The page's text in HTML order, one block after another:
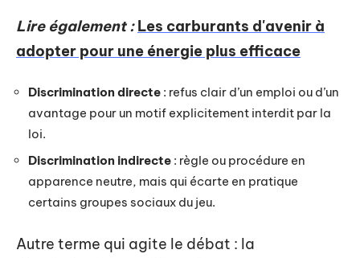
Lire également : Les carburants d'avenir à
adopter pour une énergie plus efficace
Discrimination directe : refus clair d’un emploi ou d’un
avantage pour un motif explicitement interdit par la
loi.
Discrimination indirecte : règle ou procédure en
apparence neutre, mais qui écarte en pratique
certains groupes sociaux du jeu.
Autre terme qui agite le débat : la